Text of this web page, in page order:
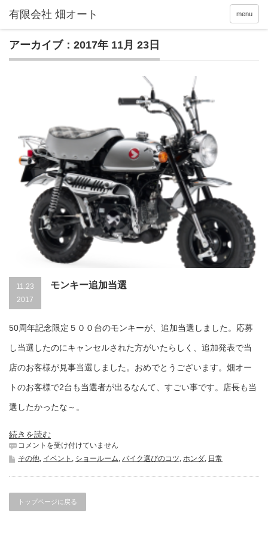
menu
アーカイブ：2017年 11月 23日
11.23
2017
モンキー追加当選
50周年記念限定５００台のモンキーが、追加当選しました。応募
し当選したのにキャンセルされた方がいたらしく、追加発表で当
店のお客様が見事当選しました。おめでとうございます。畑オー
トのお客様で2台も当選者が出るなんて、すごい事です。店長も当
選したかったな～。
続きを読む
モ
ン
ー
当
コメントを受け付けていません
その他, イベント , ショールーム, バイク選びのコツ, ホンダ, 日常
トップページに戻る